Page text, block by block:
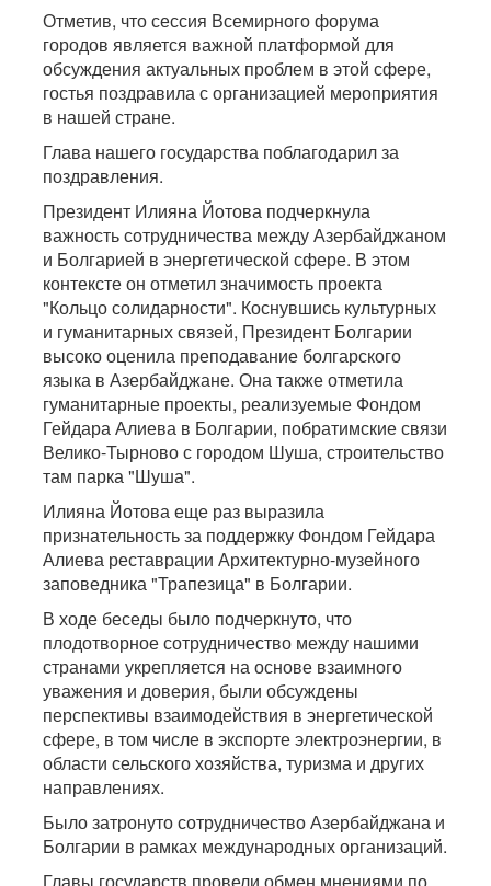
Отметив, что сессия Всемирного форума
городов является важной платформой для
обсуждения актуальных проблем в этой сфере,
гостья поздравила с организацией мероприятия
в нашей стране.
Глава нашего государства поблагодарил за
поздравления.
Президент Илияна Йотова подчеркнула
важность сотрудничества между Азербайджаном
и Болгарией в энергетической сфере. В этом
контексте он отметил значимость проекта
"Кольцо солидарности". Коснувшись культурных
и гуманитарных связей, Президент Болгарии
высоко оценила преподавание болгарского
языка в Азербайджане. Она также отметила
гуманитарные проекты, реализуемые Фондом
Гейдара Алиева в Болгарии, побратимские связи
Велико-Тырново с городом Шуша, строительство
там парка "Шуша".
Илияна Йотова еще раз выразила
признательность за поддержку Фондом Гейдара
Алиева реставрации Архитектурно-музейного
заповедника "Трапезица" в Болгарии.
В ходе беседы было подчеркнуто, что
плодотворное сотрудничество между нашими
странами укрепляется на основе взаимного
уважения и доверия, были обсуждены
перспективы взаимодействия в энергетической
сфере, в том числе в экспорте электроэнергии, в
области сельского хозяйства, туризма и других
направлениях.
Было затронуто сотрудничество Азербайджана и
Болгарии в рамках международных организаций.